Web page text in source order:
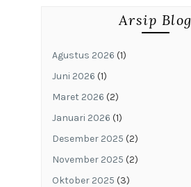
Arsip Blog
Agustus 2026 (1)
Juni 2026 (1)
Maret 2026 (2)
Januari 2026 (1)
Desember 2025 (2)
November 2025 (2)
Oktober 2025 (3)